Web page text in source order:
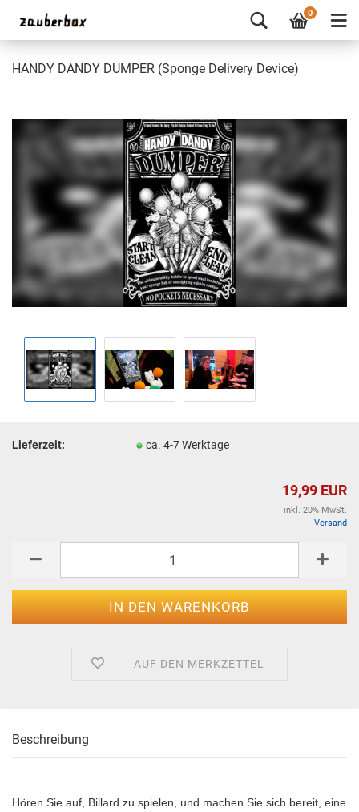
0
HANDY DANDY DUMPER (Sponge Delivery Device)
Lieferzeit: ca. 4-7 Werktage
19,99 EUR
inkl. 20% MwSt.
Versand
AUF DEN MERKZETTEL
Beschreibung
Hören Sie auf, Billard zu spielen, und machen Sie sich bereit, eine